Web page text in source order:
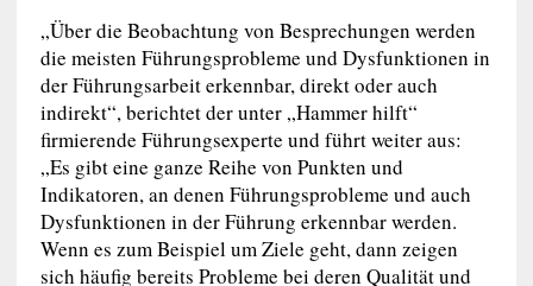
„Über die Beobachtung von Besprechungen werden
die meisten Führungsprobleme und Dysfunktionen in
der Führungsarbeit erkennbar, direkt oder auch
indirekt“, berichtet der unter „Hammer hilft“
firmierende Führungsexperte und führt weiter aus:
„Es gibt eine ganze Reihe von Punkten und
Indikatoren, an denen Führungsprobleme und auch
Dysfunktionen in der Führung erkennbar werden.
Wenn es zum Beispiel um Ziele geht, dann zeigen
sich häufig bereits Probleme bei deren Qualität und